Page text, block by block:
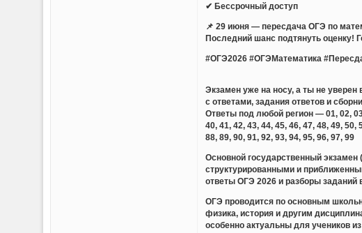
✔ Бессрочный доступ
📌 29 июня — пересдача ОГЭ по
Последний шанс подтянуть оценку!
#ОГЭ2026 #ОГЭМатематика
Экзамен уже на носу, а ты не
с ответами, задания ответов и
Ответы под любой регион — 01, 02, 03,
40, 41, 42, 43, 44, 45, 46, 47, 48, 49, 50,
88, 89, 90, 91, 92, 93, 94, 95, 96, 97, 99
Основной государственный
структурированными и
ответы ОГЭ 2026 и разборы заданий
ОГЭ проводится по основным
физика, история и другим
особенно актуальны для учеников